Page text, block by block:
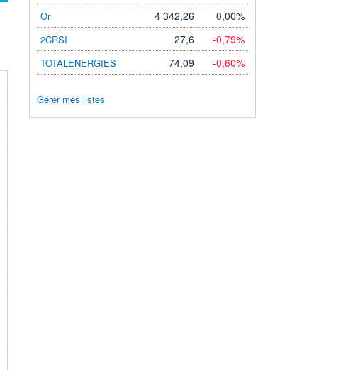
Or 4 342,26 0,00%
2CRSI 27,6 -0,79%
TOTALENERGIES 74,09 -0,60%
Gérer mes listes